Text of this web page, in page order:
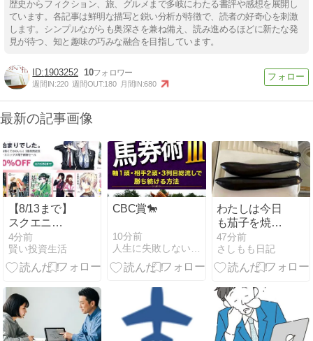
歴史からフィクション、旅、グルメまで多岐にわたる書評や感想を展開し
ています。各記事は鮮明な描写と鋭い分析が特徴で、読者の好奇心を刺激
します。シンプルながらも奥深さを兼ね備え、読み進めるほどに新たな発
見が待つ、知と趣味の巧みな融合を目指しています。
1903252 10
週間IN:220 週間OUT:180 月間IN:680
最新の記事画像
【8/13まで】
スクエニ
Kindleマンガ
最大
50％OFF、
怖くてかわい
い』3巻発売
記念！『薬屋
のひとりご
5分前
賢い投資生活
CBC賞🐎
10分前
人生に失敗しないために！ - らいあんの独り言
わたしは今日
も茄子を焼い
た 夕食はクイ
ーンの2
48分前
さしもも日記